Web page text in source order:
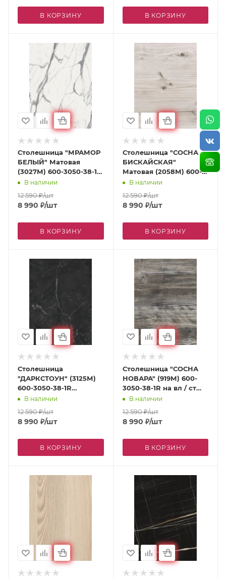
В КОРЗИНУ В КОРЗИНУ
Столешница "МРАМОР
БЕЛЫЙ" Матовая
(3027М) 600-3050-38-1R
на вл / ст дсп
В наличии
12 590₽/шт
8 990 ₽/шт
В КОРЗИНУ
Столешница "СОСНА
БИСКАЙСКАЯ"
Матовая (2058М) 600-
3050-38-1R на вл / ст
В наличии
12 590₽/шт
8 990 ₽/шт
В КОРЗИНУ
Столешница
"ДАРКСТОУН" (3125М)
600-3050-38-1R
влагостойкая
В наличии
12 590₽/шт
8 990 ₽/шт
В КОРЗИНУ
Столешница "СОСНА
НОВАРА" (919М) 600-
3050-38-1R на вл / ст
дспВ наличии
12 590₽/шт
8 990 ₽/шт
В КОРЗИНУ